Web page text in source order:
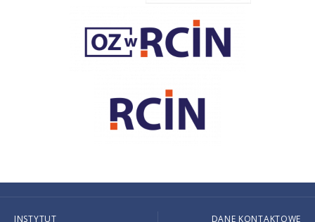
INSTYTUT DANE KONTAKTOWE